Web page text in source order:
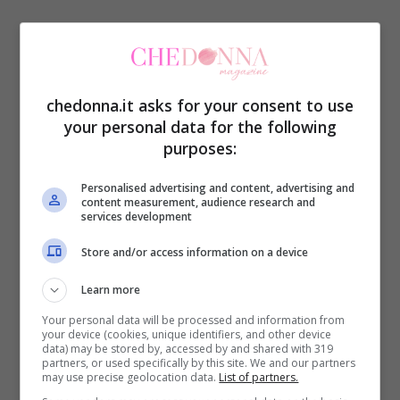
gestire un conflitto con un leone è metterti
al suo posto. Vuole solo che tu lo capisca,
anche se non è in colpa.
TI POTREBBE INTERESSARE ANCHE:Test
| Scegli la coppia più felice e scopri cosa
rivela della tua felicità
6. Vergine
Giocare d’astuzia sarà inutile con la
Vergine. Cercare di manipolarlo non
chedonna.it asks for your consent to use
your personal data for the following
purposes:
Personalised advertising and content, advertising and
content measurement, audience research and
services development
Store and/or access information on a device
Learn more
Your personal data will be processed and information from
your device (cookies, unique identifiers, and other device
data) may be stored by, accessed by and shared with 319
partners, or used specifically by this site. We and our partners
may use precise geolocation data. List of partners.